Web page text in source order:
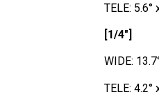
TELE: 5.6°
[1/4"]
WIDE:
TELE: 4.2°